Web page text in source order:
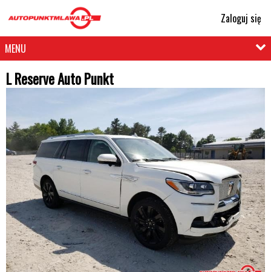
Zaloguj się
MENU
L Reserve Auto Punkt